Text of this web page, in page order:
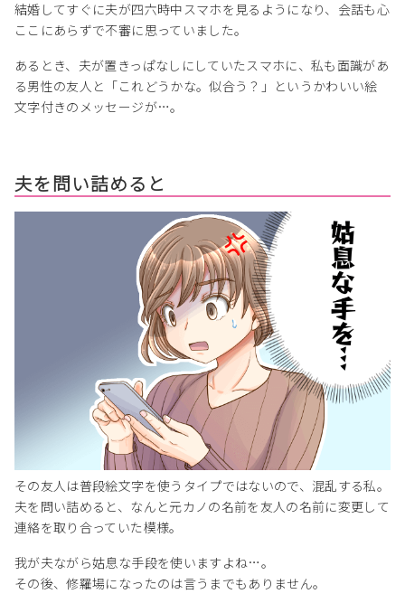
結婚してすぐに夫が四六時中スマホを見るようになり、会話も心
ここにあらずで不審に思っていました。
あるとき、夫が置きっぱなしにしていたスマホに、私も面識があ
る男性の友人と「これどうかな。似合う？」というかわいい絵
文字付きのメッセージが…。
夫を問い詰めると
その友人は普段絵文字を使うタイプではないので、混乱する私。
夫を問い詰めると、なんと元カノの名前を友人の名前に変更して
連絡を取り合っていた模様。
我が夫ながら姑息な手段を使いますよね…。
その後、修羅場になったのは言うまでもありません。